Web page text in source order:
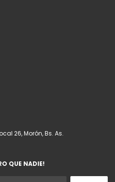
26, Morón, Bs. As.
QUE NADIE!